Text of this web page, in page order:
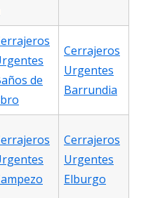
de
Cerrajeros
Urgentes
Barrundia
Cerrajeros
Urgentes
Elburgo